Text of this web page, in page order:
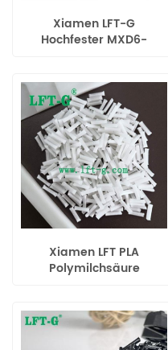
Xiamen LFT-G
Hochfester MXD6-
Originalfarbe
Xiamen LFT PLA
Polymilchsäure
Langglasfaserharz für
den Maschinenbau